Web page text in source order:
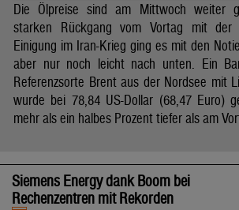
Die Ölpreise sind am Mittwoch weiter
starken Rückgang vom Vortag mit der
Einigung im Iran-Krieg ging es mit den
aber nur noch leicht nach unten. Ein
Referenzsorte Brent aus der Nordsee mit
wurde bei 78,84 US-Dollar (68,47 Euro)
mehr als ein halbes Prozent tiefer als am
Siemens Energy dank Boom bei
Rechenzentren mit Rekorden